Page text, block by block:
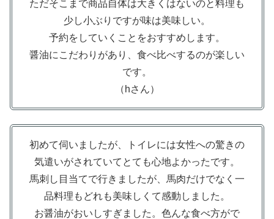
ただそこまで商品自体は大きくはないのと料理も
少し小ぶりですが味は美味しい。
予約をしていくことをおすすめします。
醤油にこだわりがあり、食べ比べするのが楽しい
です。
（hさん）
初めて伺いましたが、トイレには女性への驚きの
気遣いがされていてとても心地よかったです。
馬刺し目当てで行きましたが、馬肉だけでなく一
品料理もどれも美味しくて感動しました。
お醤油がおいしすぎました。色んな食べ方がで